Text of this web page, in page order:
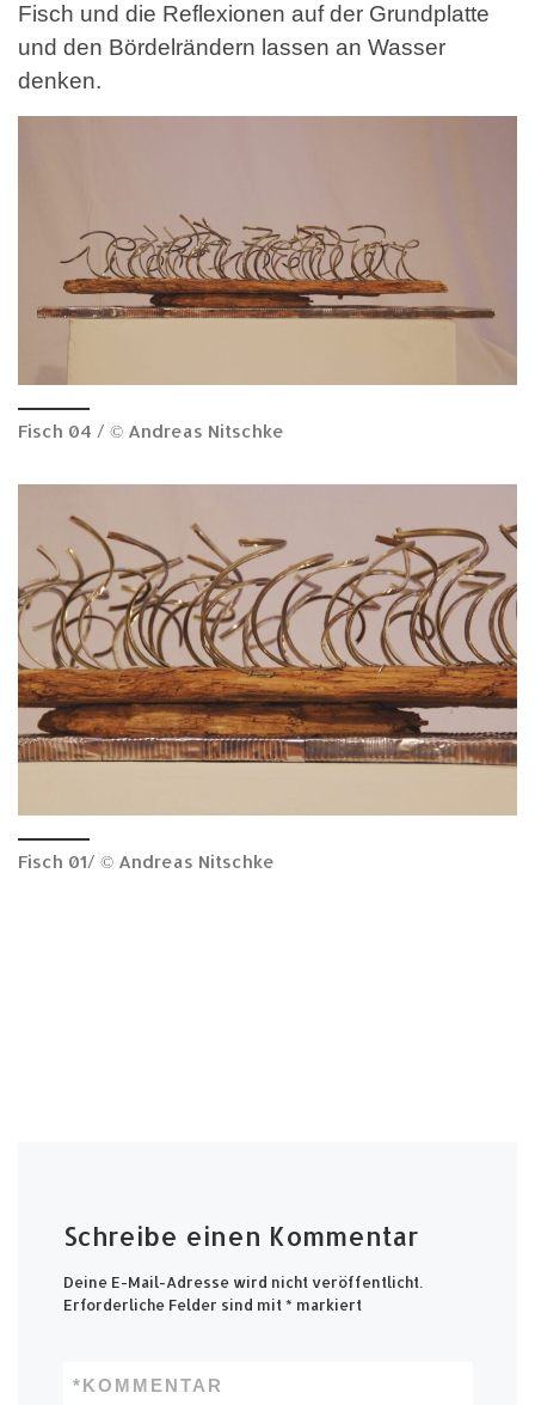
Fisch und die Reflexionen auf der Grundplatte
und den Bördelrändern lassen an Wasser
denken.
Fisch 04 / © Andreas Nitschke
Fisch 01/ © Andreas Nitschke
Schreibe einen Kommentar
Deine E-Mail-Adresse wird nicht veröffentlicht.
Erforderliche Felder sind mit* markiert
KOMMENTAR
*